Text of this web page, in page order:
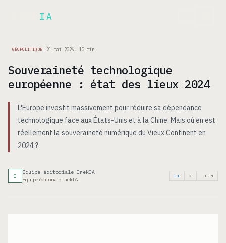
IA
GÉOPOLITIQUE 21 mai 2026 · 10 min
Souveraineté technologique
européenne : état des lieux 2024
L'Europe investit massivement pour réduire sa dépendance
technologique face aux États-Unis et à la Chine. Mais où en est
réellement la souveraineté numérique du Vieux Continent en
2024 ?
I
Équipe éditoriale InekIA
Équipe éditoriale InekIA
LI X LIEN